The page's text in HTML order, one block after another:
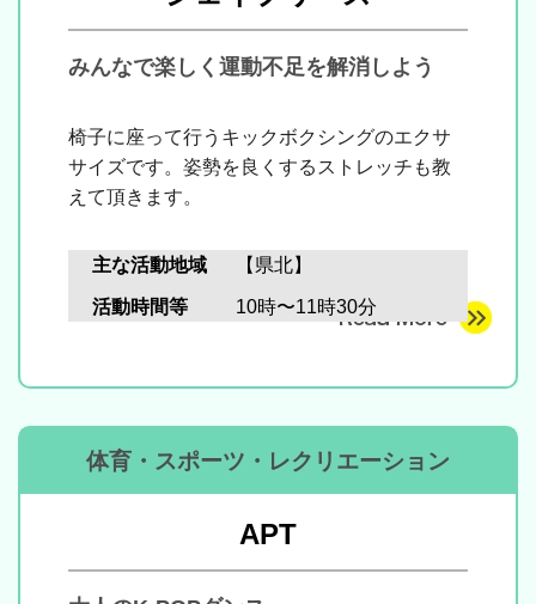
みんなで楽しく運動不足を解消しよう
椅子に座って行うキックボクシングのエクサ
サイズです。 姿勢を良くするストレッチも教
えて頂きます。
主な活動地域 【県北】
活動時間等 10時〜11時30分
体育・スポーツ・レクリエーション
APT